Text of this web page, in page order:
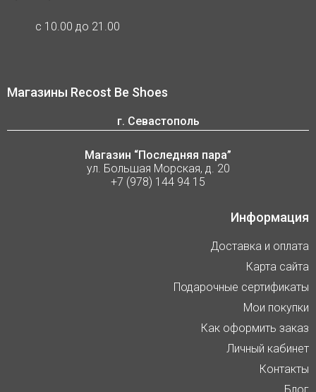
с 10.00 до 21.00
Магазины Recost Be Shoes
г. Севастополь
Магазин “Последняя пара”
ул. Большая Морская, д. 20
+7 (978) 144 94 15
Информация
Доставка и оплата
Карта сайта
Подарочные сертификаты
Мои покупки
Как оформить заказ
Личный кабинет
Контакты